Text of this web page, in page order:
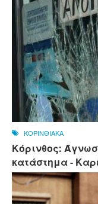
ΚΟΡΙΝΘΙΑΚΑ
Κόρινθος:
κατάστημα -